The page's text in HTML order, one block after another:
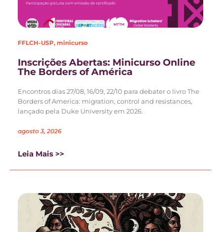
FFLCH-USP,minicurso
Inscrições Abertas: Minicurso Online
The Borders of América
Encontros dias 27/08, 16/09, 22/10 para debater o livro The
Borders of America: migration, control and resistances,
lançado pela Duke University em 2026.
agosto 3, 2026
Leia Mais >>